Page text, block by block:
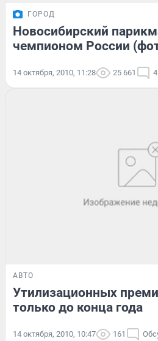
ГОРОД
Новосибирский
чемпионом России
14 октября, 2010, 11:28 25 661
АВТО
Утилизационных
только до конца года
14 октября, 2010, 10:47 161